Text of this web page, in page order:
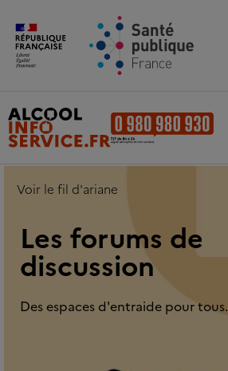
Aller au contenu principal
Voir le fil d'ariane
Les forums de
discussion
Des espaces d'entraide pour tous.